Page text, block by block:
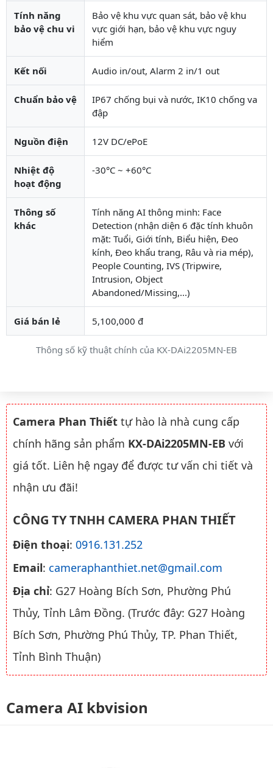
Thông số kỹ thuật chính của KX-DAi2205MN-EB
Tính năng
bảo vệ chu vi
Bảo vệ khu vực quan sát, bảo vệ khu
vực giới hạn, bảo vệ khu vực nguy
hiểm
Kết nối Audio in/out, Alarm 2 in/1 out
Chuẩn bảo vệ
IP67 chống bụi và nước, IK10 chống va
đập
Nguồn điện 12V DC/ePoE
Nhiệt độ
hoạt động
-30°C ~ +60°C
Thông số
khác
Tính năng AI thông minh: Face
Detection (nhận diện 6 đặc tính khuôn
mặt: Tuổi, Giới tính, Biểu hiện, Đeo
kính, Đeo khẩu trang, Râu và ria mép),
People Counting, IVS (Tripwire,
Intrusion, Object
Abandoned/Missing,...)
Giá bán lẻ 5,100,000 đ
Camera Phan Thiết tự hào là nhà cung cấp
chính hãng sản phẩm KX-DAi2205MN-EB với
giá tốt. Liên hệ ngay để được tư vấn chi tiết và
nhận ưu đãi!
CÔNG TY TNHH CAMERA PHAN THIẾT
Điện thoại: 0916.131.252
Email: cameraphanthiet.net@gmail.com
Địa chỉ: G27 Hoàng Bích Sơn, Phường Phú
Thủy, Tỉnh Lâm Đồng. (Trước đây: G27 Hoàng
Bích Sơn, Phường Phú Thủy, TP. Phan Thiết,
Tỉnh Bình Thuận)
Camera AI kbvision